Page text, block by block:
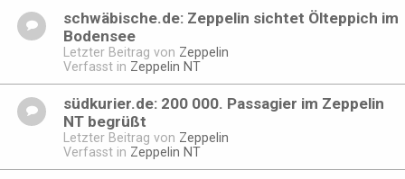
schwäbische.de: Zeppelin sichtet Ölteppich im
Bodensee
Letzter Beitrag von Zeppelin
Verfasst in Zeppelin NT
südkurier.de: 200 000. Passagier im Zeppelin
NT begrüßt
Letzter Beitrag von Zeppelin
Verfasst in Zeppelin NT